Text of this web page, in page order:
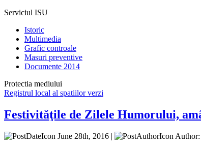
Serviciul ISU
Istoric
Multimedia
Grafic controale
Masuri preventive
Documente 2014
Protectia mediului
Registrul local al spatiilor verzi
Festivităţile de Zilele Humorului,
June 28th, 2016 | Author: